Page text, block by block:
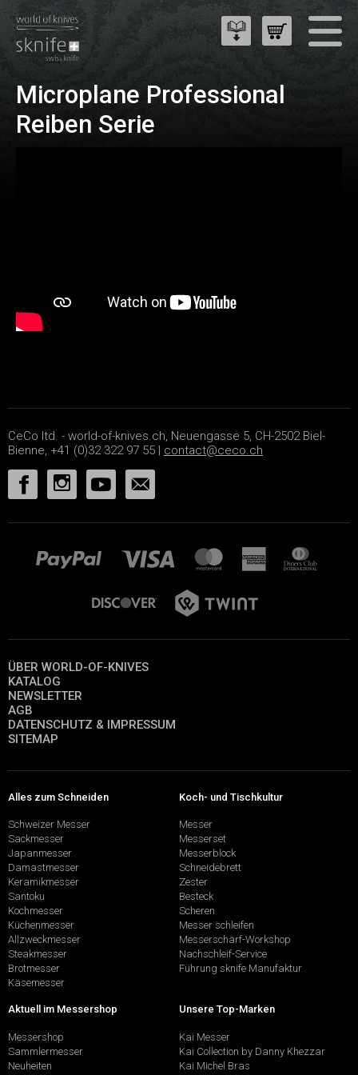
Microplane Professional
Reiben Serie
CeCo ltd. - world-of-knives.ch, Neuengasse 5, CH-2502 Biel-
Bienne, +41 (0)32 322 97 55 | contact@ceco.ch
ÜBER WORLD-OF-KNIVES
KATALOG
NEWSLETTER
AGB
DATENSCHUTZ & IMPRESSUM
SITEMAP
Alles zum Schneiden
Schweizer Messer
Sackmesser
Japanmesser
Damastmesser
Keramikmesser
Santoku
Kochmesser
Küchenmesser
Allzweckmesser
Steakmesser
Brotmesser
Käsemesser
Koch- und Tischkultur
Messer
Messerset
Messerblock
Schneidebrett
Zester
Besteck
Scheren
Messer schleifen
Messerschärf-Workshop
Nachschleif-Service
Führung sknife Manufaktur
Aktuell im Messershop
Messershop
Sammlermesser
Neuheiten
Unsere Top-Marken
Kai Messer
Kai Collection by Danny Khezzar
Kai Michel Bras